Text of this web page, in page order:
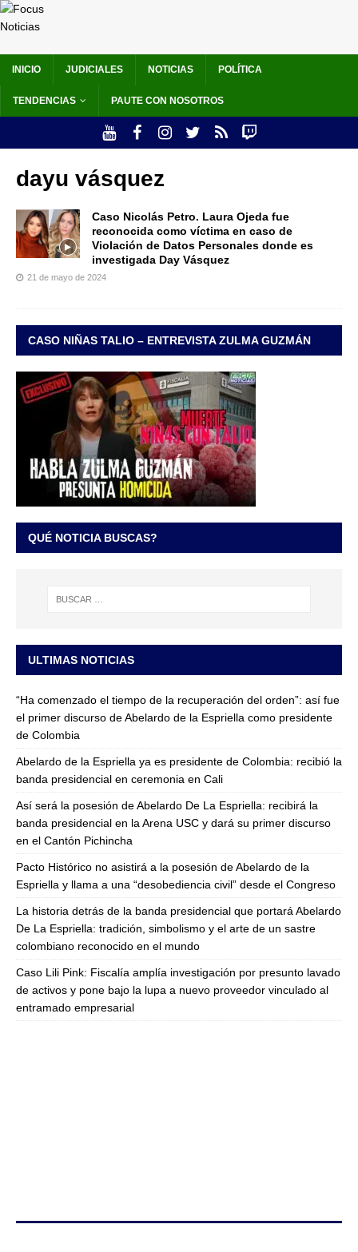
INICIO JUDICIALES NOTICIAS POLÍTICA
TENDENCIAS PAUTE CON NOSOTROS
dayu vásquez
Caso Nicolás Petro. Laura Ojeda fue
reconocida como víctima en caso de
Violación de Datos Personales donde es
investigada Day Vásquez
21 de mayo de 2024
CASO NIÑAS TALIO – ENTREVISTA ZULMA GUZMÁN
QUÉ NOTICIA BUSCAS?
ULTIMAS NOTICIAS
“Ha comenzado el tiempo de la recuperación del orden”: así fue
el primer discurso de Abelardo de la Espriella como presidente
de Colombia
Abelardo de la Espriella ya es presidente de Colombia: recibió la
banda presidencial en ceremonia en Cali
Así será la posesión de Abelardo De La Espriella: recibirá la
banda presidencial en la Arena USC y dará su primer discurso
en el Cantón Pichincha
Pacto Histórico no asistirá a la posesión de Abelardo de la
Espriella y llama a una “desobediencia civil” desde el Congreso
La historia detrás de la banda presidencial que portará Abelardo
De La Espriella: tradición, simbolismo y el arte de un sastre
colombiano reconocido en el mundo
Caso Lili Pink: Fiscalía amplía investigación por presunto lavado
de activos y pone bajo la lupa a nuevo proveedor vinculado al
entramado empresarial